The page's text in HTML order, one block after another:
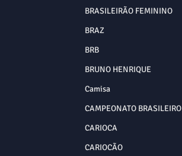
BRASILEIRÃO FEMININO
BRAZ
BRB
BRUNO HENRIQUE
Camisa
CAMPEONATO BRASILEIRO
CARIOCA
CARIOCÃO